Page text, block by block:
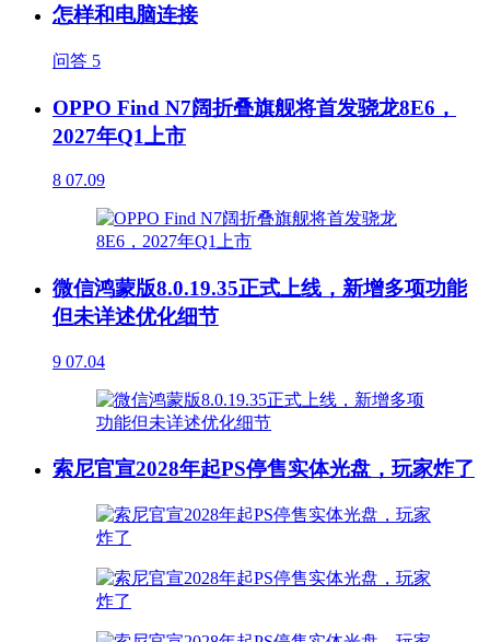
怎样和电脑连接
问答 5
OPPO Find N7阔折叠旗舰将首发骁龙8E6，
2027年Q1上市
8 07.09
微信鸿蒙版8.0.19.35正式上线，新增多项功能
但未详述优化细节
9 07.04
索尼官宣2028年起PS停售实体光盘，玩家炸了